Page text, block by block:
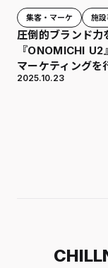
集客・マーケ 施
圧倒的ブランド力
『ONOMICHI U2
マーケティングを
2025.10.23